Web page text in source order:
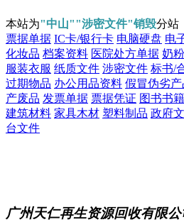
本站为"中山""涉密文件"销毁分站
票据单据 IC卡/银行卡 电脑硬盘 电
化妆品 档案资料 医院处方单据 奶
服装衣服 纸质文件 涉密文件 标书/
过期物品 办公用品资料 假冒伪劣产
产废品 发票单据 票据凭证 图书书
建筑材料 家具木材 塑料制品 政府
台文件
广州天仁再生资源回收有限公